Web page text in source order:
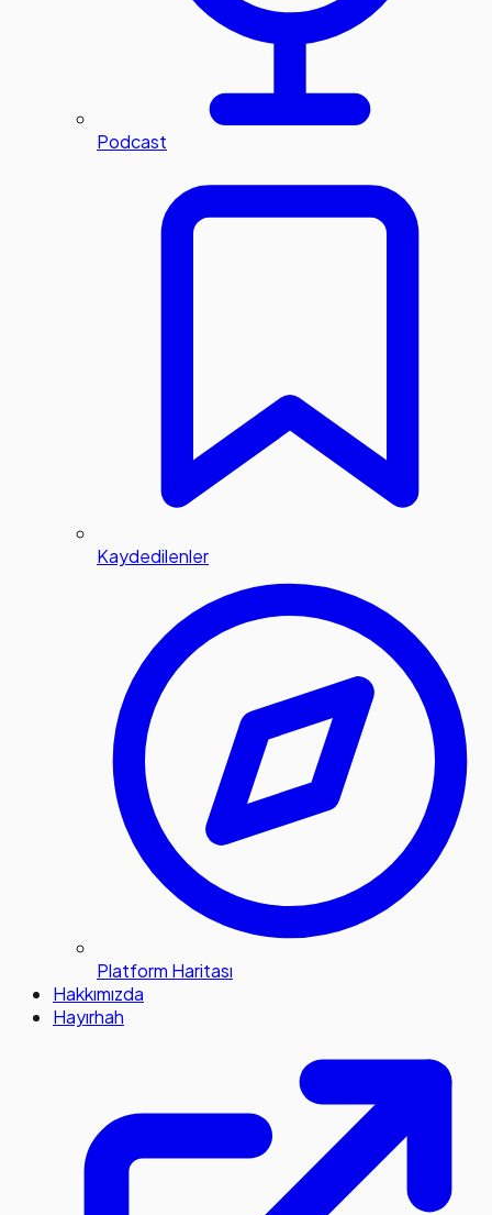
Podcast
Kaydedilenler
Platform Haritası
Hakkımızda
Hayırhah